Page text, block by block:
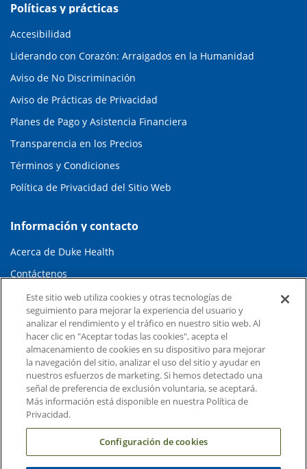
Políticas y prácticas
Accesibilidad
Liderando con Corazón: Arraigados en la Humanidad
Aviso de No Discriminación
Aviso de Prácticas de Privacidad
Planes de Pago y Asistencia Financiera
Transparencia en los Precios
Términos y Condiciones
Política de Privacidad del Sitio Web
Información y contacto
Acerca de Duke Health
Contáctenos
Carreras en Duke Health
Sala de Prensa de Duke Health
Suscripción al Correo Electrónico
Médicos Derivadores
Enlaces relacionados
Duke Cancer Institute
Este sitio web utiliza cookies y otras tecnologías de
seguimiento para mejorar la experiencia del usuario y
analizar el rendimiento y el tráfico en nuestro sitio web. Al
hacer clic en "Aceptar todas las cookies", acepta el
almacenamiento de cookies en su dispositivo para mejorar
la navegación del sitio, analizar el uso del sitio y ayudar en
nuestros esfuerzos de marketing. Si hemos detectado una
señal de preferencia de exclusión voluntaria, se aceptará.
Más información está disponible en nuestra Política de
Privacidad.
Configuración de cookies